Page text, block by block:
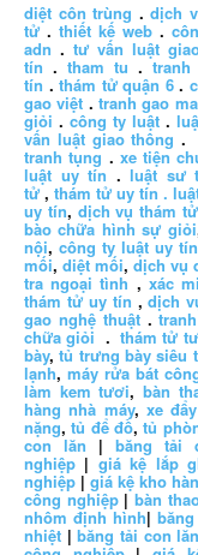
diệt côn trùng .dịch
tử . thiết kế web .
adn .tư vấn luật
tín . tham tu .
tín .thám tử quận 6.
gao việt .tranh gao
giỏi . công ty luật.
vấn luật giao thông .
tranh tụng . xe tiện
luật uy tín .luật sư
tử ,thám tử uy tín .
uy tín, dịch vụ thám
bào chữa hình sự giỏi
nội,công ty luật uy
mối,diệt mối,dịch vụ
tra ngoại tình , xác
thám tử uy tín ,dịch
gao nghệ thuật.
chữa giỏi .thám tử tư
bày,tủ trưng bày siêu
lạnh, máy rửa bát
làm kem tươi,bàn
hàng nhà máy, xe
nặng,tủ để đồ,tủ
con lăn | băng tải
nghiệp | giá kệ lắp
nghiệp |giá kệ kho
công nghiệp|bàn
nhôm định hình|
nhiệt |băng tải con lăn